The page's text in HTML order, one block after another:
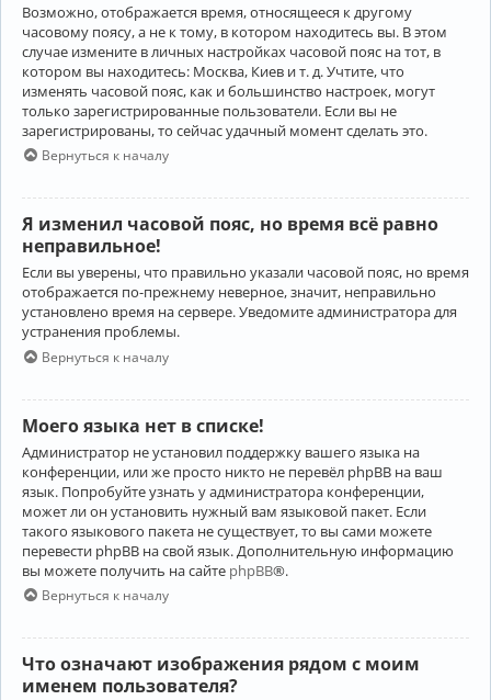
Возможно, отображается время, относящееся к другому
часовому поясу, а не к тому, в котором находитесь вы. В этом
случае измените в личных настройках часовой пояс на тот, в
котором вы находитесь: Москва, Киев и т. д. Учтите, что
изменять часовой пояс, как и большинство настроек, могут
только зарегистрированные пользователи. Если вы не
зарегистрированы, то сейчас удачный момент сделать это.
Вернуться к началу
Я изменил часовой пояс, но время всё равно
неправильное!
Если вы уверены, что правильно указали часовой пояс, но время
отображается по-прежнему неверное, значит, неправильно
установлено время на сервере. Уведомите администратора для
устранения проблемы.
Вернуться к началу
Моего языка нет в списке!
Администратор не установил поддержку вашего языка на
конференции, или же просто никто не перевёл phpBB на ваш
язык. Попробуйте узнать у администратора конференции,
может ли он установить нужный вам языковой пакет. Если
такого языкового пакета не существует, то вы сами можете
перевести phpBB на свой язык. Дополнительную информацию
вы можете получить на сайте phpBB®.
Вернуться к началу
Что означают изображения рядом с моим
именем пользователя?